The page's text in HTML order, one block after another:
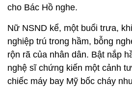
cho Bác Hồ nghe.
Nữ NSND kể, một buổi trưa,
nghiệp trú trong hầm, bỗng
rộn rã của nhân dân. Bật nắp
nghệ sĩ chứng kiến một cảnh
chiếc máy bay Mỹ bốc cháy